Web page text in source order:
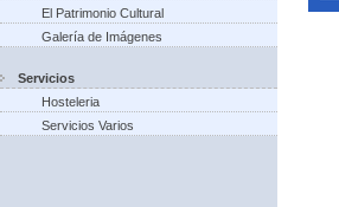
El Patrimonio Cultural
Galería de Imágenes
Servicios
Hosteleria
Servicios Varios